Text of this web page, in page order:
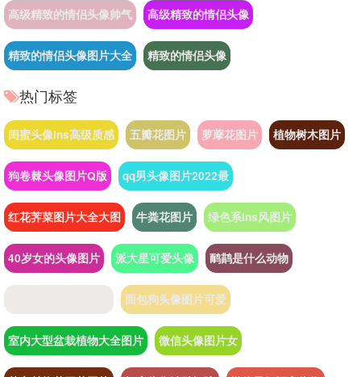
高级精致的情侣头像帅气 高级精致的情侣头像
精致的情侣头像图片大全 精致的情侣头像
热门标签
闺蜜头像ins高级质感 五瓣花图片 萝藦花图片 植物树木图片
狗卷棘头像图片Q版 qq男头像图片2022最
红花荠菜图片大全大图 牛粪花图片 绿色系ins风图片
40岁女的头像图片 派大星可爱头像 鸸鹋是什么动物
面包狗头像图片可爱
室内大型盆栽植物大全图片 微信头像图片女